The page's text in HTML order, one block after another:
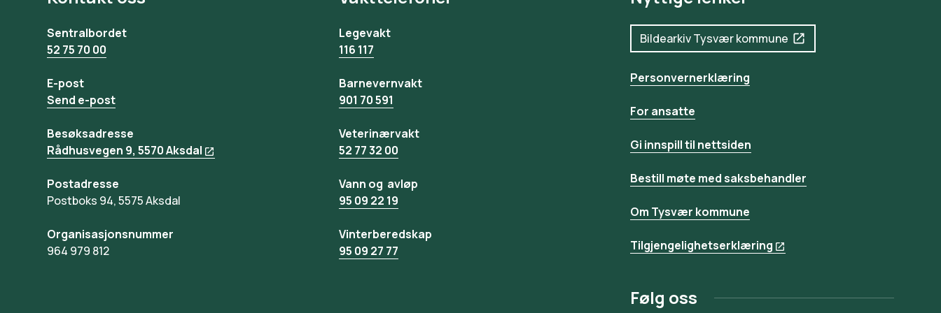
Sentralbordet
52 75 70 00
E-post
Send e-post
Besøksadresse
Rådhusvegen 9, 5570 Aksdal
Postadresse
Postboks 94, 5575 Aksdal
Organisasjonsnummer
964 979 812
Legevakt
116 117
Barnevernvakt
901 70 591
Veterinærvakt
52 77 32 00
Vann og avløp
95 09 22 19
Vinterberedskap
95 09 27 77
Bildearkiv Tysvær kommune
Personvernerklæring
For ansatte
Gi innspill til nettsiden
Bestill møte med saksbehandler
Om Tysvær kommune
Tilgjengelighetserklæring
Følg oss